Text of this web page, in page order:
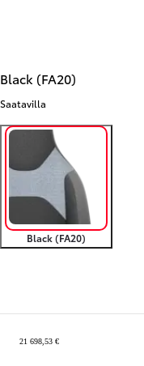
Black (FA20)
Saatavilla
Black (FA20)
21 698,53 €
Yhteenveto